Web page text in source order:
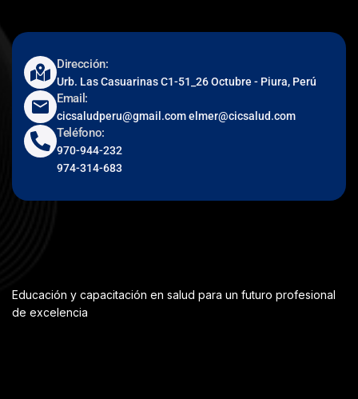
Dirección:
Urb. Las Casuarinas C1-51_26 Octubre - Piura, Perú
Email:
cicsaludperu@gmail.com elmer@cicsalud.com
Teléfono:
970-944-232
974-314-683
Educación y capacitación en salud para un futuro profesional
de excelencia